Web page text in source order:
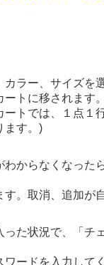
ラー、サイズを
ートに移されます
ートでは、１点１
ます。)
わからなくなった
。取消、追加が
った状況で、「チ
ードを入力して